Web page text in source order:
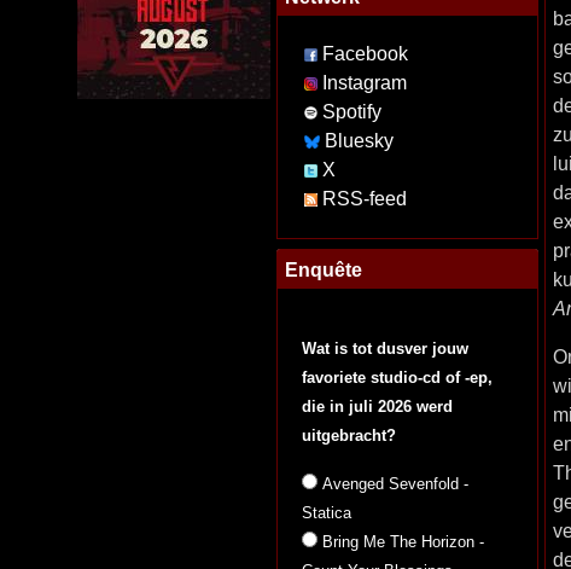
Facebook
Instagram
Spotify
Bluesky
X
RSS-feed
Enquête
Wat is tot dusver jouw
favoriete studio-cd of -ep,
die in juli 2026 werd
uitgebracht?
Avenged Sevenfold -
Statica
Bring Me The Horizon -